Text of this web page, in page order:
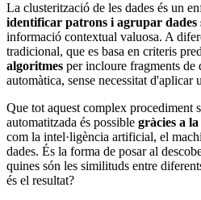
La clusterització de les dades és un
identificar patrons i agrupar dades
informació contextual valuosa. A
tradicional, que es basa en criteris
algoritmes per incloure fragments de
automàtica, sense necessitat d'aplicar
Que tot aquest complex procediment
automatitzada és possible gràcies a
com la intel·ligència artificial, el
dades. És la forma de posar al
quines són les similituds entre
és el resultat?